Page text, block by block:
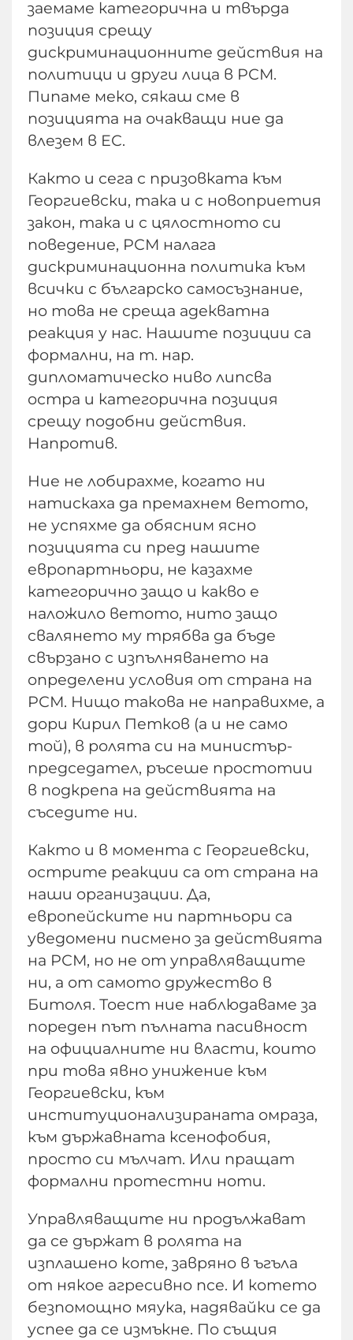
заемаме категорична и твърда
позиция срещу
дискриминационните действия на
политици и други лица в РСМ.
Пипаме меко, сякаш сме в
позицията на очакващи ние да
влезем в ЕС.
Както и сега с призовката към
Георгиевски, така и с новоприетия
закон, така и с цялостното си
поведение, РСМ налага
дискриминационна политика към
всички с българско самосъзнание,
но това не среща адекватна
реакция у нас. Нашите позиции са
формални, на т. нар.
дипломатическо ниво липсва
остра и категорична позиция
срещу подобни действия.
Напротив.
Ние не лобирахме, когато ни
натискаха да премахнем ветото,
не успяхме да обясним ясно
позицията си пред нашите
европартньори, не казахме
категорично защо и какво е
наложило ветото, нито защо
свалянето му трябва да бъде
свързано с изпълняването на
определени условия от страна на
РСМ. Нищо такова не направихме, а
дори Кирил Петков (а и не само
той), в ролята си на министър-
председател, ръсеше простотии
в подкрепа на действията на
съседите ни.
Както и в момента с Георгиевски,
острите реакции са от страна на
наши организации. Да,
европейските ни партньори са
уведомени писмено за действията
на РСМ, но не от управляващите
ни, а от самото дружество в
Битоля. Тоест ние наблюдаваме за
пореден път пълната пасивност
на официалните ни власти, които
при това явно унижение към
Георгиевски, към
институционализираната омраза,
към държавната ксенофобия,
просто си мълчат. Или пращат
формални протестни ноти.
Управляващите ни продължават
да се държат в ролята на
изплашено коте, завряно в ъгъла
от някое агресивно псе. И котето
безпомощно мяука, надявайки се да
успее да се измъкне. По същия